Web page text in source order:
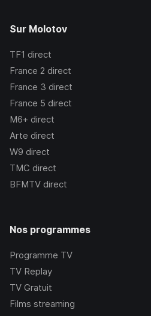
Sur Molotov
TF1 direct
France 2 direct
France 3 direct
France 5 direct
M6+ direct
Arte direct
W9 direct
TMC direct
BFMTV direct
Nos programmes
Programme TV
TV Replay
TV Gratuit
Films streaming